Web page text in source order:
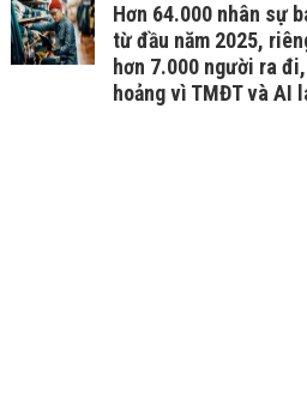
Hơn 64.000 nhân sự
từ đầu năm 2025,
hơn 7.000 người ra
hoảng vì TMĐT và AI